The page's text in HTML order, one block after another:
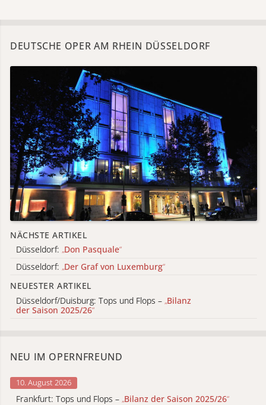
DEUTSCHE OPER AM RHEIN DÜSSELDORF
NÄCHSTE ARTIKEL
Düsseldorf: „Don Pasquale“
Düsseldorf: „Der Graf von Luxemburg“
NEUESTER ARTIKEL
Düsseldorf/Duisburg: Tops und Flops – „Bilanz
der Saison 2025/26“
NEU IM OPERNFREUND
10. August 2026
Frankfurt: Tops und Flops – „Bilanz der Saison 2025/26“